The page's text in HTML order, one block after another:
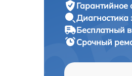
Гарантийное
Диагностика
Бесплатный
Срочный